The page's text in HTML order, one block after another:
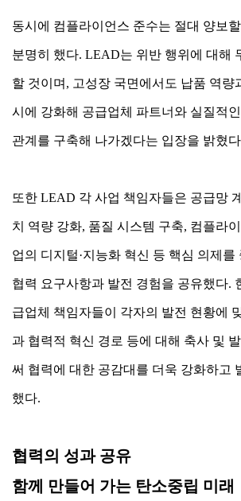
동시에 컴플라이언스 준수는 절대 양보
분명히 했다. LEAD는 위반 행위에 대해
할 것이며, 고성장 국면에서도 납품 역량
시에 강화해 공급업체 파트너와 실질적
관계를 구축해 나가겠다는 입장을 밝혔
또한 LEAD 각 사업 책임자들은 공급망
치 역량 강화, 품질 시스템 구축, 컴플라
업의 디지털·지능화 혁신 등 핵심 의제를
협력 요구사항과 발전 경험을 공유했다.
급업체 책임자들이 각자의 발전 현황에
과 협력적 혁신 경로 등에 대해 축사 및
써 협력에 대한 공감대를 더욱 강화하고
했다.
협력의 성과 공유
함께 만들어 가는 탄소중립 미래